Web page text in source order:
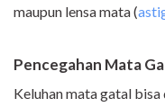
maupun lensa mata (
Pencegahan Mata
Keluhan mata gatal